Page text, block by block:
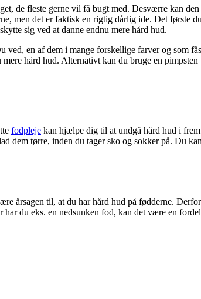
de fleste gerne vil få bugt med. Desværre kan
men det er faktisk en rigtig dårlig ide. Det første
sig ved at danne endnu mere hård hud.
en af dem i mange forskellige farver og som
hård hud. Alternativt kan du bruge en
fodpleje kan hjælpe dig til at undgå hård hud i
dem tørre, inden du tager sko og sokker på. Du
årsagen til, at du har hård hud på fødderne.
du eks. en nedsunken fod, kan det være en